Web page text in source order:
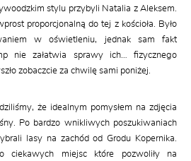
stylu przybyli Natalia z Aleksem.
proporcjonalną do tej z kościoła. Było
w oświetleniu, jednak sam fakt
nie załatwia sprawy ich… fizycznego
zobaczcie za chwilę sami poniżej.
że idealnym pomysłem na zdjęcia
Po bardzo wnikliwych poszukiwaniach
lasy na zachód od Grodu Kopernika.
ciekawych miejsc które pozwoliły na